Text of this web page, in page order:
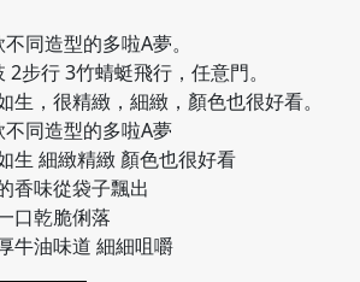
同造型的多啦A夢。
2步行 3竹蜻蜓飛行，任意門。
生，很精緻，細緻，顏色也很好看。
不同造型的多啦A夢
生 細緻精緻 顏色也很好看
香味從袋子飄出
口乾脆俐落
牛油味道 細細咀嚼